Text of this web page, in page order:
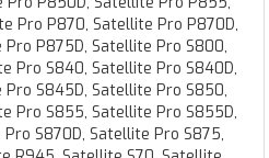
Pro P870, Satellite Pro P870D,
P875D, Satellite Pro S800,
Pro S840, Satellite Pro S840D,
S845D, Satellite Pro S850,
Pro S855, Satellite Pro S855D,
S870D, Satellite Pro S875,